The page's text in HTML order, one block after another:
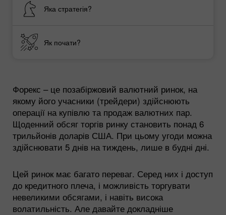
Яка стратегія?
Як почати?
Форекс – це позабіржовий валютний ринок, на
якому його учасники (трейдери) здійснюють
операції на купівлю та продаж валютних пар.
Щоденний обсяг торгів ринку становить понад 6
трильйонів доларів США. При цьому угоди можна
здійснювати 5 днів на тиждень, лише в будні дні.
Цей ринок має багато переваг. Серед них і доступ
до кредитного плеча, і можливість торгувати
невеликими обсягами, і навіть висока
волатильність. Але давайте докладніше